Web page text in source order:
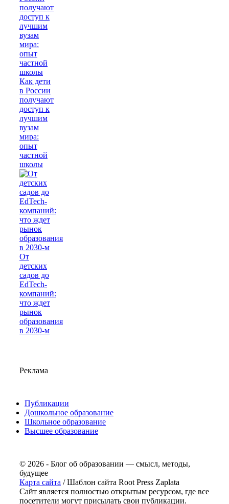
Как дети
в России
получают
доступ к
лучшим
вузам
мира:
опыт
частной
школы
От
детских
садов до
EdTech-
компаний:
что ждет
рынок
образования
в 2030-м
Реклама
Публикации
Дошкольное образование
Школьное образование
Высшее образование
© 2026 - Блог об образовании — смысл, методы,
будущее
Карта сайта / Шаблон сайта Root Press Zaplata
Сайт является полностью открытым ресурсом, где все
посетители могут присылать свои публикации.